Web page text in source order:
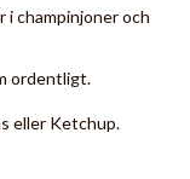
i champinjoner och
ordentligt.
eller Ketchup.